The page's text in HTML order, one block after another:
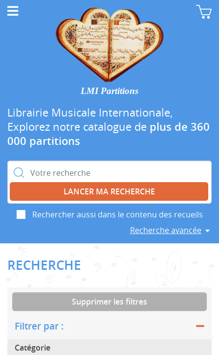
LMI Partitions
Librairie Musicale Internationale,
Explorez notre catalogue de plus de 360
000 partitions
Rechercher :
Rechercher aussi dans le contenu des recueils
Recherche avancée
RECHERCHE
Supprimer les filtres
Filtrer par :
Catégorie